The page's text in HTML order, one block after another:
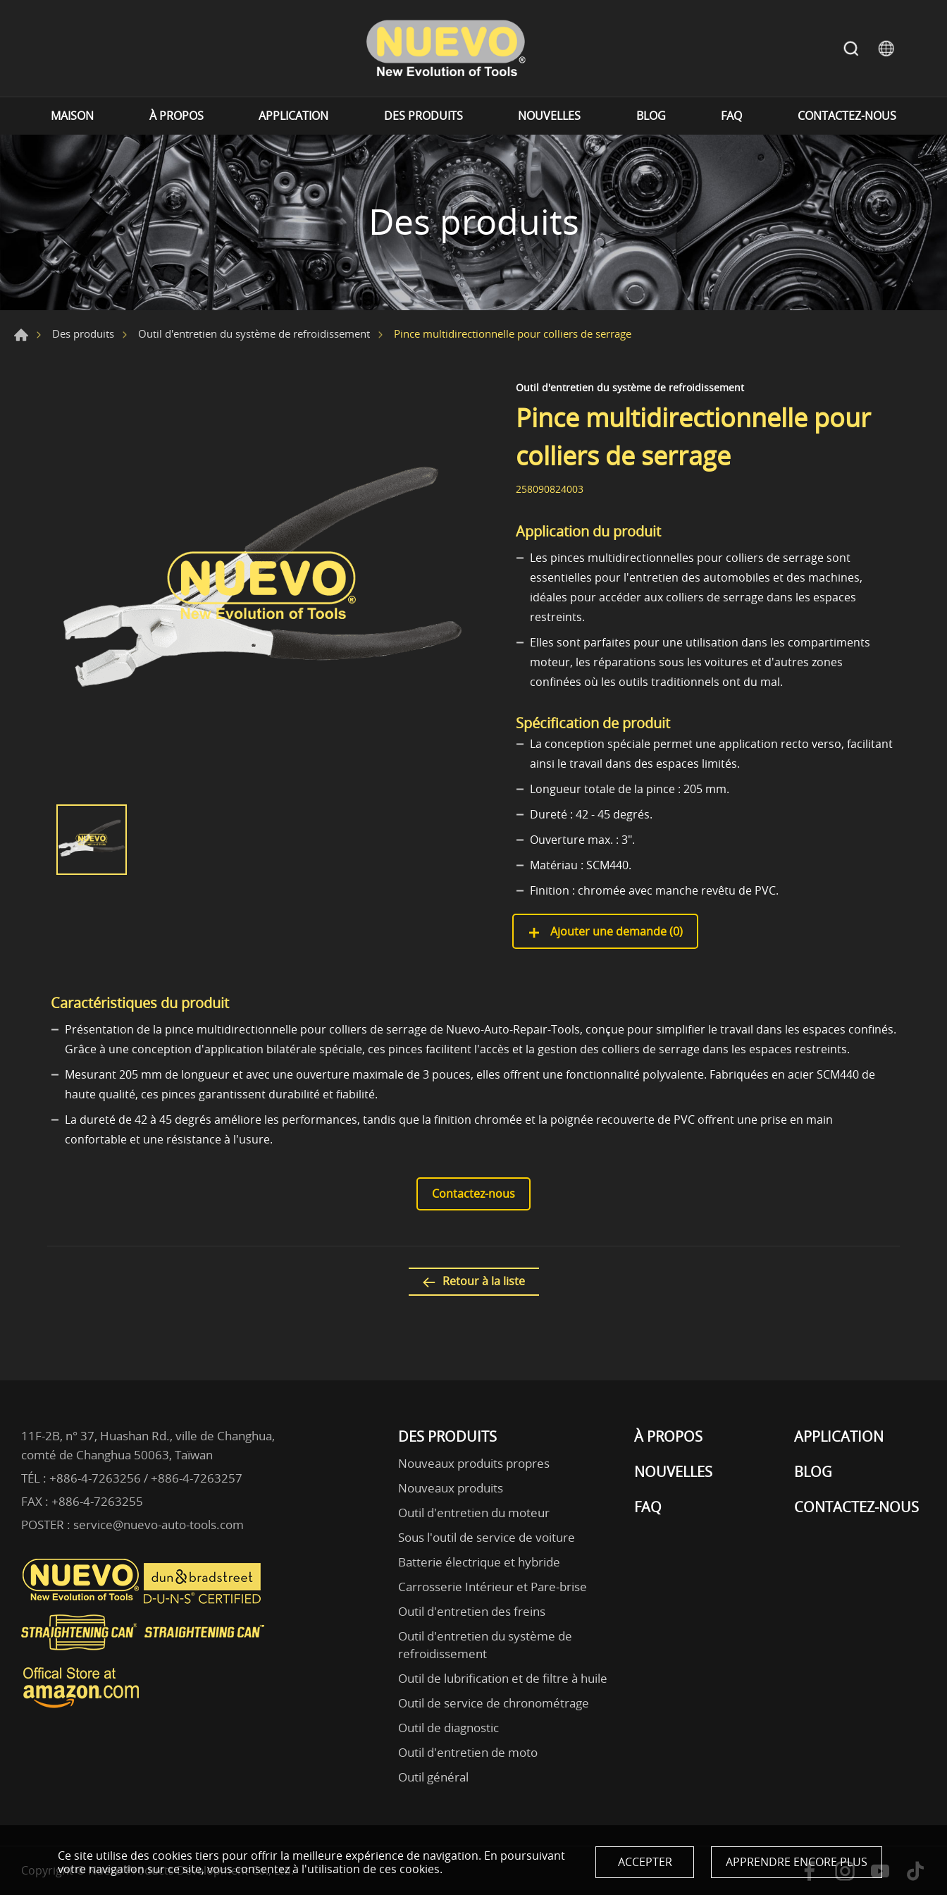
MAISON À PROPOS APPLICATION DES PRODUITS NOUVELLES BLOG FAQ CONTACTEZ-NOUS
Des produits
Des produits Outil d'entretien du système de refroidissement Pince multidirectionnelle pour colliers de serrage
Outil d'entretien du système de refroidissement
Pince multidirectionnelle pour
colliers de serrage
258090824003
Application du produit
Les pinces multidirectionnelles pour colliers de serrage sont
essentielles pour l'entretien des automobiles et des machines,
idéales pour accéder aux colliers de serrage dans les espaces
restreints.
Elles sont parfaites pour une utilisation dans les compartiments
moteur, les réparations sous les voitures et d'autres zones
confinées où les outils traditionnels ont du mal.
Spécification de produit
La conception spéciale permet une application recto verso, facilitant
ainsi le travail dans des espaces limités.
Longueur totale de la pince : 205 mm.
Dureté : 42 - 45 degrés.
Ouverture max. : 3".
Matériau : SCM440.
Finition : chromée avec manche revêtu de PVC.
Ajouter une demande (0)
Caractéristiques du produit
Présentation de la pince multidirectionnelle pour colliers de serrage de Nuevo-Auto-Repair-Tools, conçue pour simplifier le travail dans les espaces confinés.
Grâce à une conception d'application bilatérale spéciale, ces pinces facilitent l'accès et la gestion des colliers de serrage dans les espaces restreints.
Mesurant 205 mm de longueur et avec une ouverture maximale de 3 pouces, elles offrent une fonctionnalité polyvalente. Fabriquées en acier SCM440 de
haute qualité, ces pinces garantissent durabilité et fiabilité.
La dureté de 42 à 45 degrés améliore les performances, tandis que la finition chromée et la poignée recouverte de PVC offrent une prise en main
confortable et une résistance à l'usure.
Contactez-nous
Retour à la liste
Ce site utilise des cookies tiers pour offrir la meilleure expérience de navigation. En poursuivant
votre navigation sur ce site, vous consentez à l'utilisation de ces cookies.
ACCEPTER APPRENDRE ENCORE PLUS
DES PRODUITS
Nouveaux produits propres
Nouveaux produits
Outil d'entretien du moteur
Sous l'outil de service de voiture
Batterie électrique et hybride
Carrosserie Intérieur et Pare-brise
Outil d'entretien des freins
Outil d'entretien du système de
refroidissement
Outil de lubrification et de filtre à huile
Outil de service de chronométrage
Outil de diagnostic
Outil d'entretien de moto
Outil général
À PROPOS
APPLICATION
NOUVELLES
BLOG
FAQ
CONTACTEZ-NOUS
11F-2B, n° 37, Huashan Rd., ville de Changhua,
comté de Changhua 50063, Taïwan
TÉL : +886-4-7263256 / +886-4-7263257
FAX : +886-4-7263255
POSTER : service@nuevo-auto-tools.com
Copyright © Nuevo Products Development Co., Ltd.